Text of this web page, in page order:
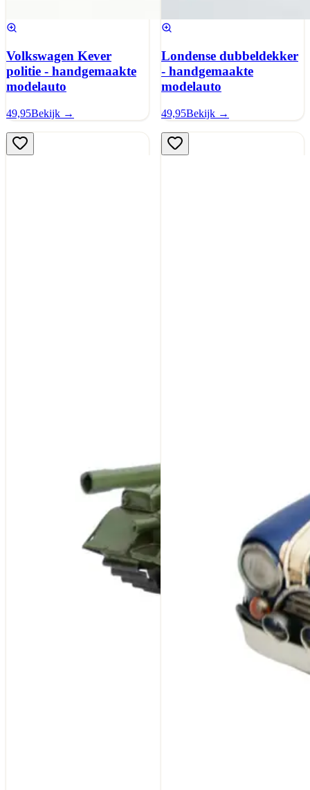
Volkswagen Kever
politie - handgemaakte
modelauto
49,95Bekijk →
Londense dubbeldekker
- handgemaakte
modelauto
49,95Bekijk →